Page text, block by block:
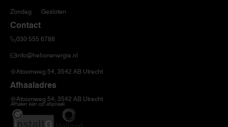
Zondag Gesloten
Contact
030 555 6788
info@helionenergie.nl
Atoomweg 54, 3542 AB Utrecht
Afhaaladres
Atoomweg 54, 3542 AB Utrecht
Afhalen kan op afspraak